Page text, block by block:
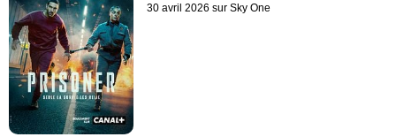
30 avril 2026 sur Sky One